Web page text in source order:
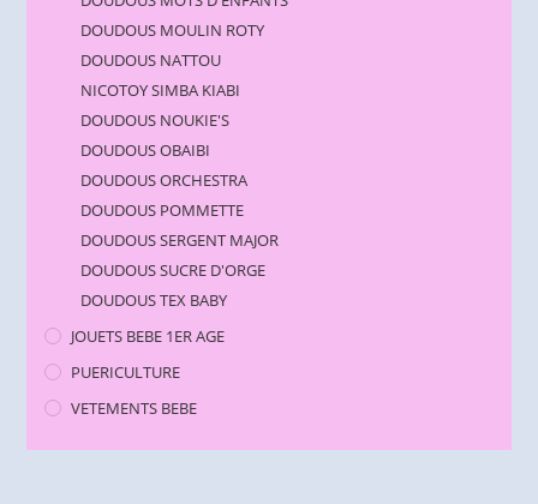
DOUDOUS MOULIN ROTY
DOUDOUS NATTOU
NICOTOY SIMBA KIABI
DOUDOUS NOUKIE'S
DOUDOUS OBAIBI
DOUDOUS ORCHESTRA
DOUDOUS POMMETTE
DOUDOUS SERGENT MAJOR
DOUDOUS SUCRE D'ORGE
DOUDOUS TEX BABY
JOUETS BEBE 1ER AGE
PUERICULTURE
VETEMENTS BEBE